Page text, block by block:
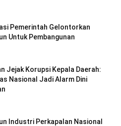
Pemerintah Gelontorkan
Untuk Pembangunan
Jejak Korupsi Kepala Daerah:
Nasional Jadi Alarm Dini
Industri Perkapalan Nasional